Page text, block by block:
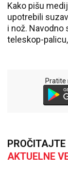
Kako pišu
upotrebili
i nož. Navodno
teleskop-
Pratite
PROČITAJTE
AKTUELNE